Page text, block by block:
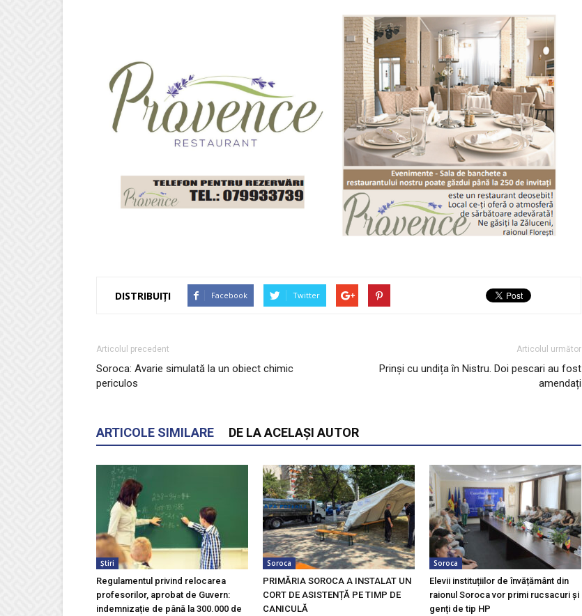
DISTRIBUIȚI Facebook Twitter
Articolul precedent
Soroca: Avarie simulată la un obiect chimic
periculos
Articolul următor
Prinși cu undița în Nistru. Doi pescari au fost
amendați
ARTICOLE SIMILARE DE LA ACELAȘI AUTOR
Știri
Regulamentul privind relocarea
profesorilor, aprobat de Guvern:
indemnizație de până la 300.000 de
Soroca
PRIMĂRIA SOROCA A INSTALAT UN
CORT DE ASISTENȚĂ PE TIMP DE
CANICULĂ
Soroca
Elevii instituțiilor de învățământ din
raionul Soroca vor primi rucsacuri și
genți de tip HP